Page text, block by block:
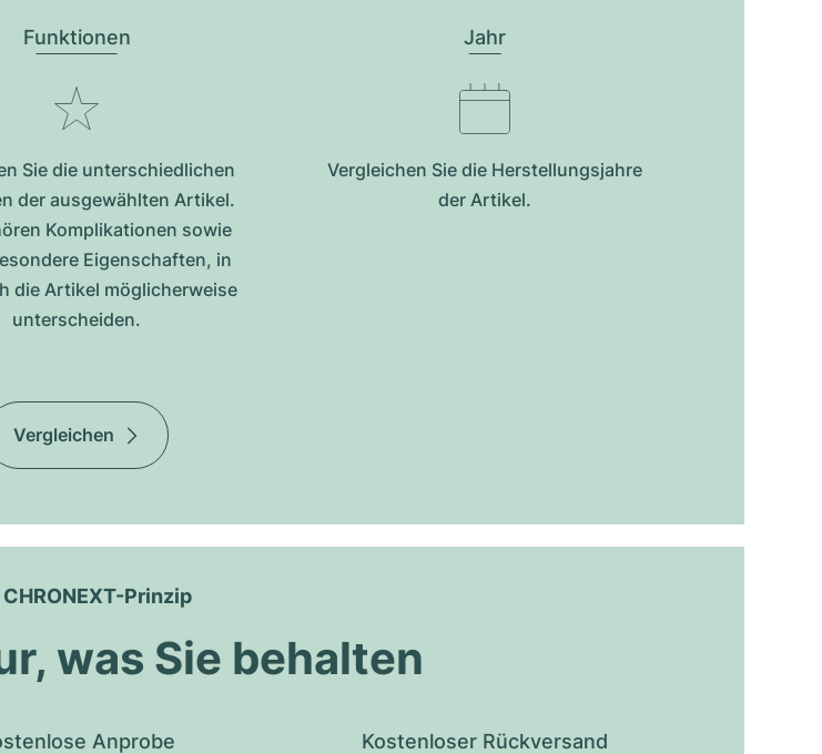
Funktionen
Sie die unterschiedlichen
der ausgewählten Artikel.
Komplikationen sowie
Eigenschaften, in
die Artikel möglicherweise
unterscheiden.
Jahr
Vergleichen Sie die Herstellungsjahre
der Artikel.
Vergleichen
CHRONEXT-Prinzip
was Sie behalten
Anprobe Kostenloser Rückversand